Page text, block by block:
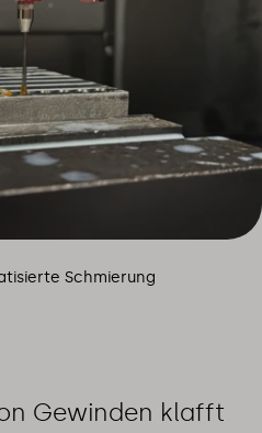
Schmierung
Gewinden klafft